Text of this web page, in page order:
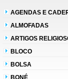
AGENDAS E
ALMOFADAS
ARTIGOS
BLOCO
BOLSA
BONÉ